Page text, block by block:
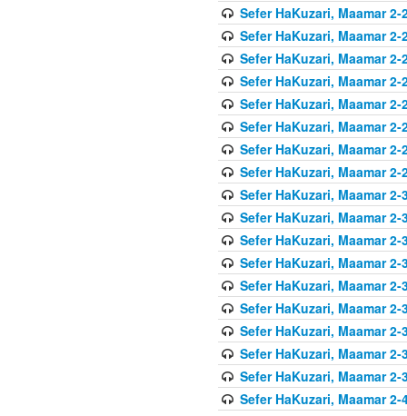
Sefer HaKuzari, Maamar 2-
Sefer HaKuzari, Maamar 2-
Sefer HaKuzari, Maamar 2-
Sefer HaKuzari, Maamar 2-
Sefer HaKuzari, Maamar 2-
Sefer HaKuzari, Maamar 2-
Sefer HaKuzari, Maamar 2-
Sefer HaKuzari, Maamar 2-
Sefer HaKuzari, Maamar 2-
Sefer HaKuzari, Maamar 2-
Sefer HaKuzari, Maamar 2-
Sefer HaKuzari, Maamar 2-
Sefer HaKuzari, Maamar 2-
Sefer HaKuzari, Maamar 2-
Sefer HaKuzari, Maamar 2-
Sefer HaKuzari, Maamar 2-
Sefer HaKuzari, Maamar 2-
Sefer HaKuzari, Maamar 2-